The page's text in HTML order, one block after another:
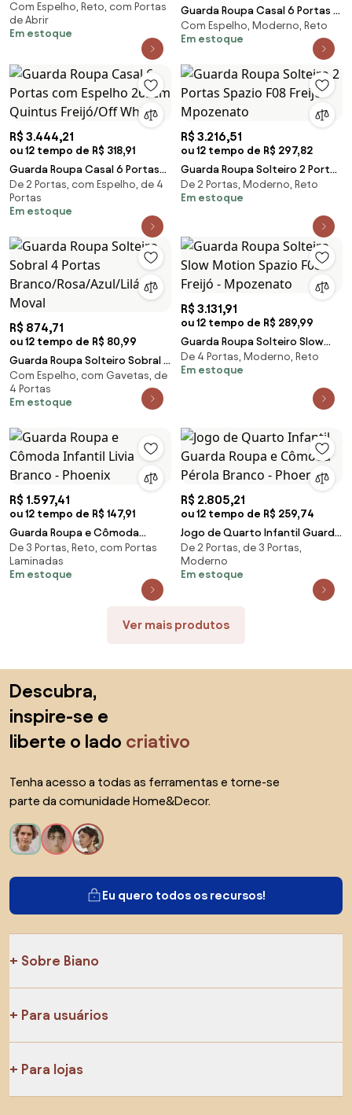
03 Gavetas Branco - Briz
Com Espelho, Reto, com Portas
de Abrir
Em estoque
Guarda Roupa Casal 6 Portas 6
Gavetas 223cm Luko V02
Nature/Alasca - M
Com Espelho, Moderno, Reto
Em estoque
R$ 3.444,21
ou 12 tempo de R$ 318,91
Guarda Roupa Casal 6 Portas
com Espelho 265cm Quintus
Freijó/Off White
De 2 Portas, com Espelho, de 4
Portas
Em estoque
R$ 3.216,51
ou 12 tempo de R$ 297,82
Guarda Roupa Solteiro 2 Portas
Spazio F08 Freijó - Mpozenato
De 2 Portas, Moderno, Reto
Em estoque
R$ 874,71
ou 12 tempo de R$ 80,99
Guarda Roupa Solteiro Sobral 4
Portas Branco/Rosa/Azul/Lilás -
Moval
Com Espelho, com Gavetas, de
4 Portas
Em estoque
R$ 3.131,91
ou 12 tempo de R$ 289,99
Guarda Roupa Solteiro Slow
Motion Spazio F08 Freijó -
Mpozenato
De 4 Portas, Moderno, Reto
Em estoque
R$ 1.597,41
ou 12 tempo de R$ 147,91
Guarda Roupa e Cômoda
Infantil Livia Branco - Phoenix
De 3 Portas, Reto, com Portas
Laminadas
Em estoque
R$ 2.805,21
ou 12 tempo de R$ 259,74
Jogo de Quarto Infantil Guarda
Roupa e Cômoda Pérola Branco
- Phoenix
De 2 Portas, de 3 Portas,
Moderno
Em estoque
Ver mais produtos
Descubra,
inspire-se e
liberte o lado criativo
Tenha acesso a todas as ferramentas e torne-se
parte da comunidade Home&Decor.
Eu quero todos os recursos!
Sobre Biano
Para usuários
Para lojas